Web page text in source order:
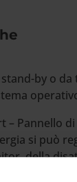
by o da
– Pannello
si può
della